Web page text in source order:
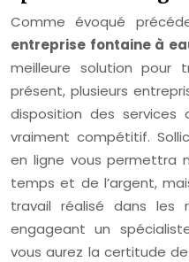
Comme évoqué
entreprise fontaine à
meilleure solution pour
présent, plusieurs
disposition des
vraiment compétitif.
en ligne vous permettra
temps et de l’argent,
travail réalisé dans les
engageant un
vous aurez la certitude